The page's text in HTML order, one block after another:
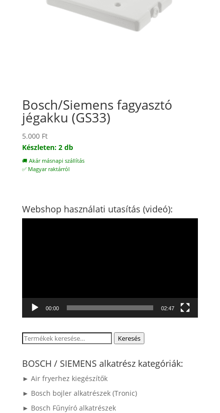
Bosch/Siemens fagyasztó
jégakku (GS33)
5.000 Ft
Készleten: 2 db
🚚 Akár másnapi szállítás
✅ Magyar raktárról
Webshop használati utasítás (videó):
00:00 02:47
Keresés
következőre:
Keresés
BOSCH / SIEMENS alkatrész kategóriák:
► Air fryerhez kiegészítők
► Bosch bojler alkatrészek (Tronic)
► Bosch Fűnyíró alkatrészek